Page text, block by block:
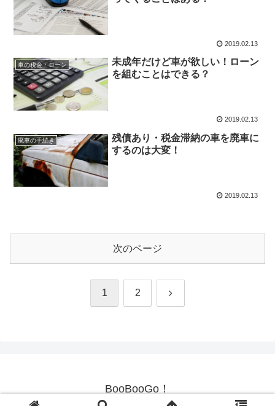
2019.02.13
車の税金・ローン
未成年だけど車が欲しい！ローン
を組むことはできる？
2019.02.13
廃車の手続き
残債あり・税金滞納の車を廃車に
するのは大変！
2019.02.13
次のページ
1 2 次
BooBooGo！